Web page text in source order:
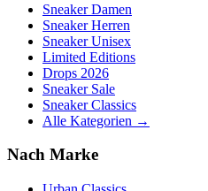
Sneaker Damen
Sneaker Herren
Sneaker Unisex
Limited Editions
Drops 2026
Sneaker Sale
Sneaker Classics
Alle Kategorien →
Nach Marke